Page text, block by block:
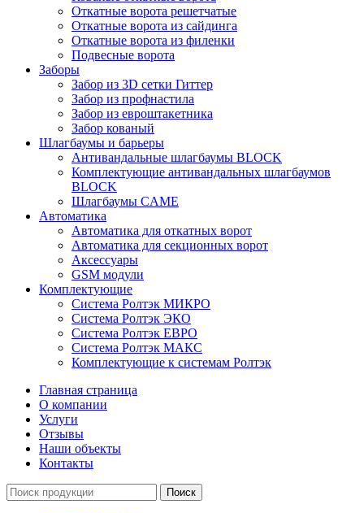
Откатные ворота решетчатые
Откатные ворота из сайдинга
Откатные ворота из филенки
Подвесные ворота
Заборы
Забор из 3D сетки Гиттер
Забор из профнастила
Забор из евроштакетника
Забор кованый
Шлагбаумы и барьеры
Антивандальные шлагбаумы BLOCK
Комплектующие антивандальных шлагбаумов
BLOCK
Шлагбаумы CAME
Автоматика
Автоматика для откатных ворот
Автоматика для секционных ворот
Аксессуары
GSM модули
Комплектующие
Система Ролтэк МИКРО
Система Ролтэк ЭКО
Система Ролтэк ЕВРО
Система Ролтэк МАКС
Комплектующие к системам Ролтэк
Главная страница
О компании
Услуги
Отзывы
Наши объекты
Контакты